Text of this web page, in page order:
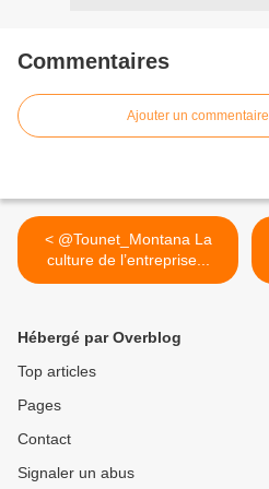
Commentaires
Ajouter un commentaire
< @Tounet_Montana La
culture de l’entreprise...
Hébergé par Overblog
Top articles
Pages
Contact
Signaler un abus